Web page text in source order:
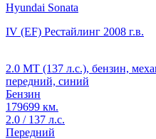
Hyundai Sonata
IV (EF) Рестайлинг 2008 г.в.
2.0 MT (137 л.с.), бензин,
передний, синий
Бензин
179699 км.
2.0 / 137 л.с.
Передний